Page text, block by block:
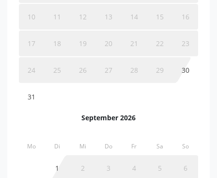
10 11 12 13 14 15 16
17 18 19 20 21 22 23
24 25 26 27 28 29 30
31
September 2026
Mo Di Mi Do Fr Sa So
1 2 3 4 5 6